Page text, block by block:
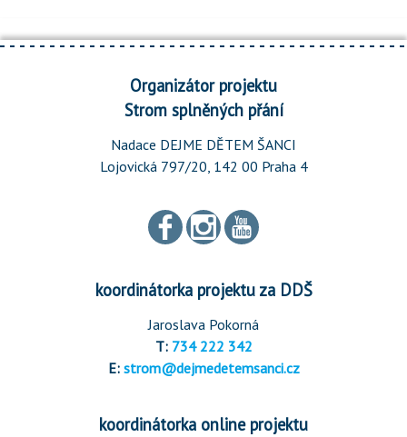
Organizátor projektu
Strom splněných přání
Nadace DEJME DĚTEM ŠANCI
Lojovická 797/20, 142 00 Praha 4
koordinátorka projektu za DDŠ
Jaroslava Pokorná
T: 734 222 342
E: strom@dejmedetemsanci.cz
koordinátorka online projektu